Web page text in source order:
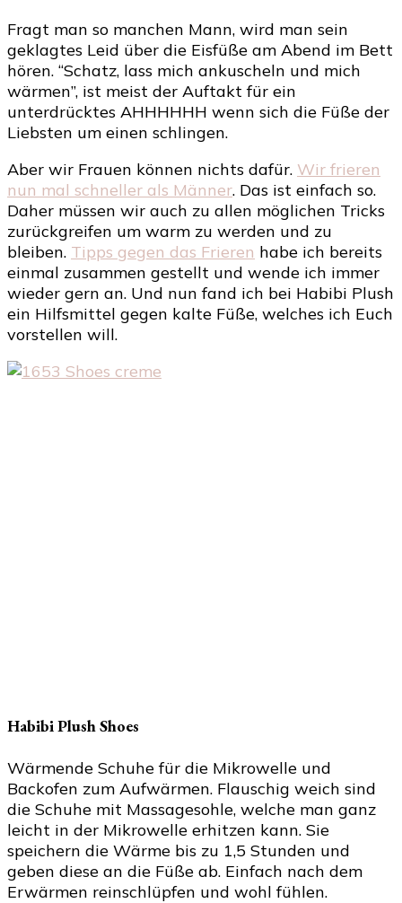
Fragt man so manchen Mann, wird man sein
geklagtes Leid über die Eisfüße am Abend im Bett
hören. “Schatz, lass mich ankuscheln und mich
wärmen”, ist meist der Auftakt für ein
unterdrücktes AHHHHHH wenn sich die Füße der
Liebsten um einen schlingen.
Aber wir Frauen können nichts dafür. Wir frieren
nun mal schneller als Männer. Das ist einfach so.
Daher müssen wir auch zu allen möglichen Tricks
zurückgreifen um warm zu werden und zu
bleiben. Tipps gegen das Frieren habe ich bereits
einmal zusammen gestellt und wende ich immer
wieder gern an. Und nun fand ich bei Habibi Plush
ein Hilfsmittel gegen kalte Füße, welches ich Euch
vorstellen will.
Habibi Plush Shoes
Wärmende Schuhe für die Mikrowelle und
Backofen zum Aufwärmen. Flauschig weich sind
die Schuhe mit Massagesohle, welche man ganz
leicht in der Mikrowelle erhitzen kann. Sie
speichern die Wärme bis zu 1,5 Stunden und
geben diese an die Füße ab. Einfach nach dem
Erwärmen reinschlüpfen und wohl fühlen.